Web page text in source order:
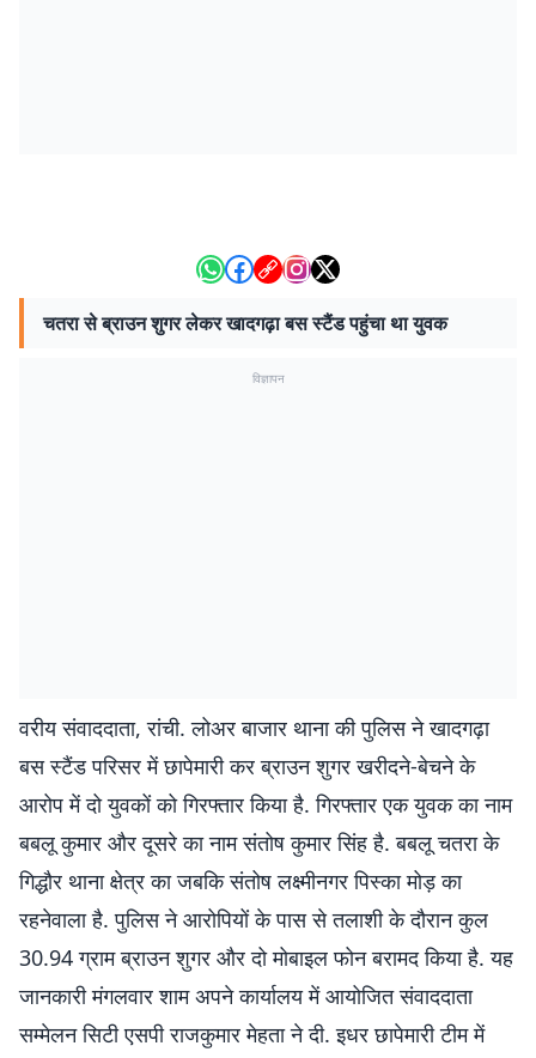
चतरा से ब्राउन शुगर लेकर खादगढ़ा बस स्टैंड पहुंचा था युवक
विज्ञापन
वरीय संवाददाता, रांची. लोअर बाजार थाना की पुलिस ने खादगढ़ा
बस स्टैंड परिसर में छापेमारी कर ब्राउन शुगर खरीदने-बेचने के
आरोप में दो युवकों को गिरफ्तार किया है. गिरफ्तार एक युवक का नाम
बबलू कुमार और दूसरे का नाम संतोष कुमार सिंह है. बबलू चतरा के
गिद्धौर थाना क्षेत्र का जबकि संतोष लक्ष्मीनगर पिस्का मोड़ का
रहनेवाला है. पुलिस ने आरोपियों के पास से तलाशी के दौरान कुल
30.94 ग्राम ब्राउन शुगर और दो मोबाइल फोन बरामद किया है. यह
जानकारी मंगलवार शाम अपने कार्यालय में आयोजित संवाददाता
सम्मेलन सिटी एसपी राजकुमार मेहता ने दी. इधर छापेमारी टीम में